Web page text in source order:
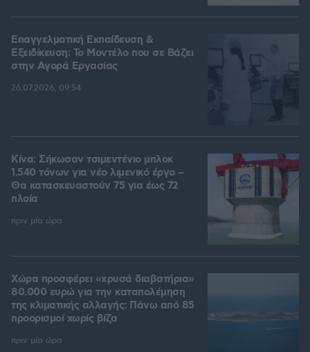
Επαγγελματική Εκπαίδευση &
Εξειδίκευση: Το Mοντέλο που σε Bάζει
στην Aγορά Eργασίας
26.07.2026, 09:54
Κίνα: Σήκωσαν τσιμεντένιο μπλοκ
1.540 τόνων για νέο λιμενικό έργο –
Θα κατασκευαστούν 75 για έως 72
πλοία
πριν μία ώρα
Χώρα προσφέρει «χρυσά διαβατήρια»
80.000 ευρώ για την καταπολέμηση
της κλιματικής αλλαγής: Πάνω από 85
προορισμοί χωρίς βίζα
πριν μία ώρα